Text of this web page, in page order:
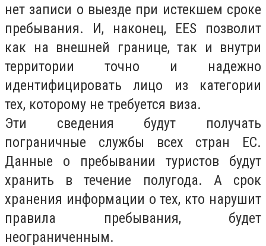
нет записи о выезде при истекшем сроке
пребывания. И, наконец, EES позволит
как на внешней границе, так и внутри
территории точно и надежно
идентифицировать лицо из категории
тех, которому не требуется виза.
Эти сведения будут получать
пограничные службы всех стран ЕС.
Данные о пребывании туристов будут
хранить в течение полугода. А срок
хранения информации о тех, кто нарушит
правила пребывания, будет
неограниченным.